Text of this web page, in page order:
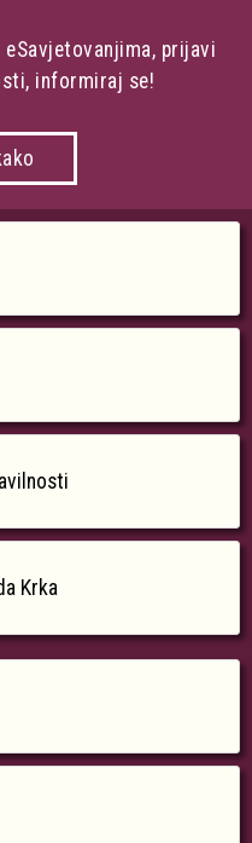
prijavi
informiraj se!
Krka